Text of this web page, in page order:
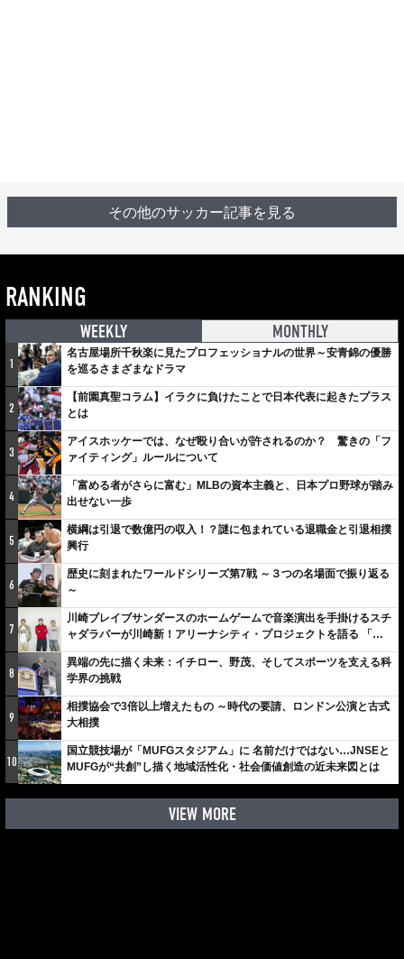
その他のサッカー記事を見る
RANKING
WEEKLY MONTHLY
1
名古屋場所千秋楽に見たプロフェッショナルの世界～安青錦の優勝
を巡るさまざまなドラマ
2
【前園真聖コラム】イラクに負けたことで日本代表に起きたプラス
とは
3
アイスホッケーでは、なぜ殴り合いが許されるのか？ 驚きの「フ
ァイティング」ルールについて
4
「富める者がさらに富む」MLBの資本主義と、日本プロ野球が踏み
出せない一歩
5
横綱は引退で数億円の収入！？謎に包まれている退職金と引退相撲
興行
6
歴史に刻まれたワールドシリーズ第7戦 ～３つの名場面で振り返る
～
7
川崎ブレイブサンダースのホームゲームで音楽演出を手掛けるスチ
ャダラパーが川崎新！アリーナシティ・プロジェクトを語る 「楽
しみでしかないでしょ。川崎は、ずっと成長曲線だから」
8
異端の先に描く未来：イチロー、野茂、そしてスポーツを支える科
学界の挑戦
9
相撲協会で3倍以上増えたもの ～時代の要請、ロンドン公演と古式
大相撲
10
国立競技場が「MUFGスタジアム」に 名前だけではない…JNSEと
MUFGが“共創”し描く地域活性化・社会価値創造の近未来図とは
VIEW MORE